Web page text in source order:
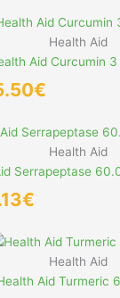
τιμή
είναι:
21.05€.
Health Aid
Aid Curcumin
€
τιμή
είναι:
25.50€.
Health Aid
Serrapeptase
€
τιμή
είναι:
13.13€.
Health Aid
Aid Turmeric